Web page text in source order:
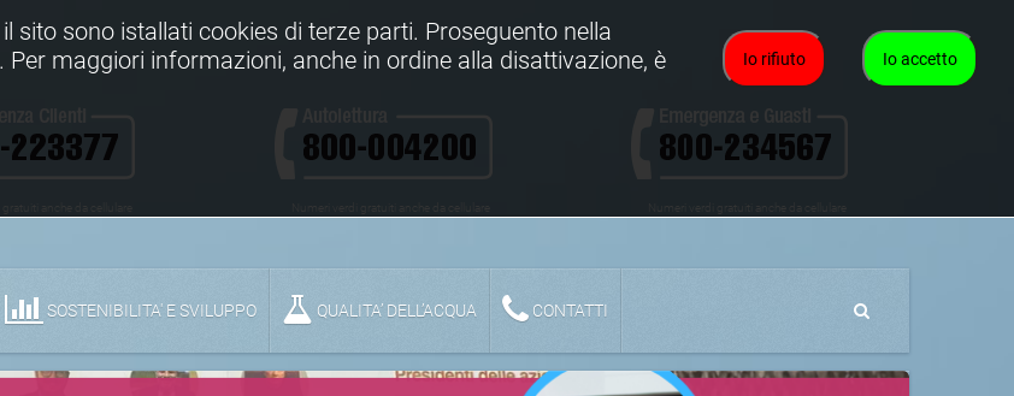
SOSTENIBILITA' E SVILUPPO QUALITA’ DELL’ACQUA CONTATTI
Io accetto
Io rifiuto
sono istallati cookies di terze parti. Proseguento nella
maggiori informazioni, anche in ordine alla disattivazione, è